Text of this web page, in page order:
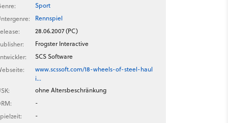
Sport
Rennspiel
28.06.2007 (PC)
Frogster Interactive
SCS Software
www.scssoft.com/18-wheels-of-steel-haul
i…
ohne Altersbeschränkung
-
-